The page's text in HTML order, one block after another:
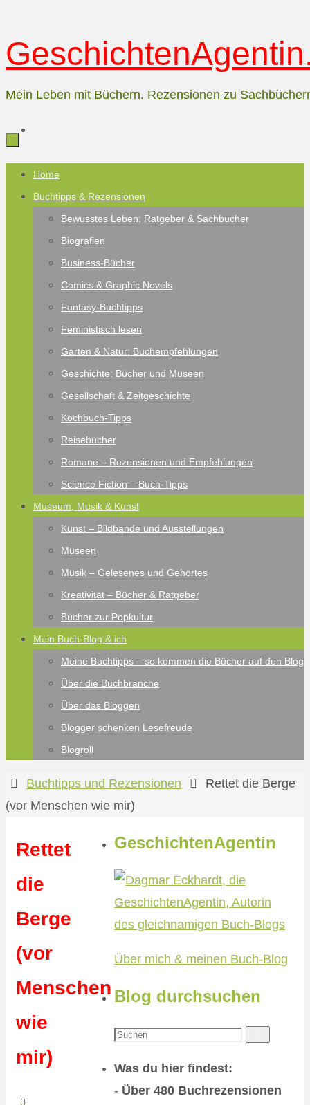
Inhalt
Mein Leben mit Büchern. Rezensionen zu
Zum
Inhalt
springen
Home
Buchtipps & Rezensionen
Bewusstes Leben: Ratgeber & Sachbücher
Biografien
Business-Bücher
Comics & Graphic Novels
Fantasy-Buchtipps
Feministisch lesen
Garten & Natur: Buchempfehlungen
Geschichte: Bücher und Museen
Gesellschaft & Zeitgeschichte
Kochbuch-Tipps
Reisebücher
Romane – Rezensionen und Empfehlungen
Science Fiction – Buch-Tipps
Museum, Musik & Kunst
Kunst – Bildbände und Ausstellungen
Museen
Musik – Gelesenes und Gehörtes
Kreativität – Bücher & Ratgeber
Bücher zur Popkultur
Mein Buch-Blog & ich
Meine Buchtipps – so kommen die Bücher auf den Blog
Über die Buchbranche
Über das Bloggen
Blogger schenken Lesefreude
Blogroll
StartBuchtipps und Rezensionen
Rettet die Berge
(vor Menschen wie mir)
Rettet
die
Berge
(vor
Menschen
wie
mir)
GeschichtenAgentin
Über mich & meinen Buch-Blog
Blog durchsuchen
Suchen
Was du hier findest:
- Über 480 Buchrezensionen